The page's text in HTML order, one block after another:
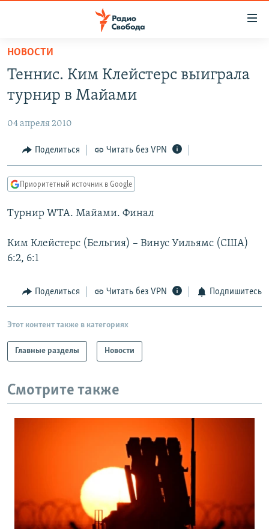
упрощенного
доступа
основному
Вернутся
главной
навигации
Вернутся
поиску
АВТОРСКИЕ ПРОЕКТЫ
ЦИТАТЫ СВОБОДЫ
МНЕНИЯ
IDEL.РЕАЛИИ
КАВКАЗ.РЕАЛИИ
СЕВЕР.РЕАЛИИ
СИБИРЬ.РЕАЛИИ
Все сайты РСЕ/РС
НОВОСТИ
Теннис. Ким Клейстерс выиграла
турнир в Майами
04 апреля 2010
Поделиться Читать без VPN
Приоритетный источник в Google
Турнир WTA. Майами. Финал
Ким Клейстерс (Бельгия) – Винус Уильямс (США)
6:2, 6:1
Поделиться Читать без VPN Подпишитесь
Этот контент также в категориях
Главные разделы Новости
Смотрите также